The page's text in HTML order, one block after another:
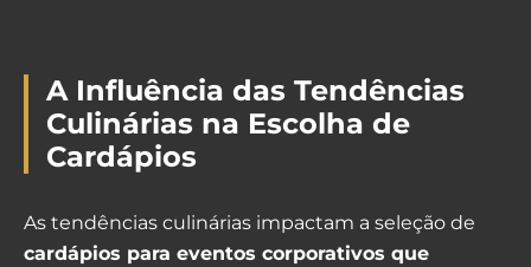
A Influência das Tendências
Culinárias na Escolha de
Cardápios
As tendências culinárias impactam a seleção de
cardápios para eventos corporativos que